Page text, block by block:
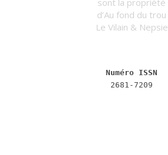
d’Au fond du trou
Le Vilain & Nepsie
Numéro ISSN
2681-7209